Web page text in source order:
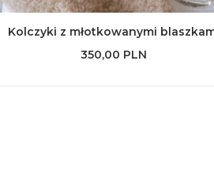
Kolczyki z młotkowanymi
350,00 PLN